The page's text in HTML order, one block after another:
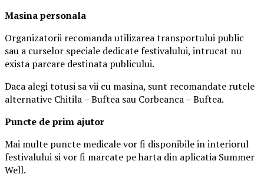
Masinapersonala
Organizatorii recomanda utilizarea transportului public
sau a curselor speciale dedicate festivalului, intrucat nu
exista parcare destinata publicului.
Daca alegi totusi sa vii cu masina, sunt recomandate rutele
alternative Chitila – Buftea sau Corbeanca – Buftea.
Puncte de prim ajutor
Mai multe puncte medicale vor fi disponibile in interiorul
festivalului si vor fi marcate pe harta din aplicatia Summer
Well.